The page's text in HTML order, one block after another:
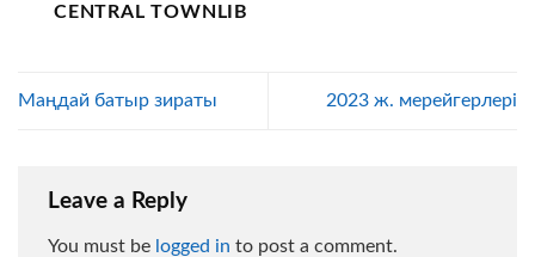
CENTRAL TOWNLIB
Маңдай батыр зираты 2023 ж. мерейгерлері
Leave a Reply
You must be logged in to post a comment.